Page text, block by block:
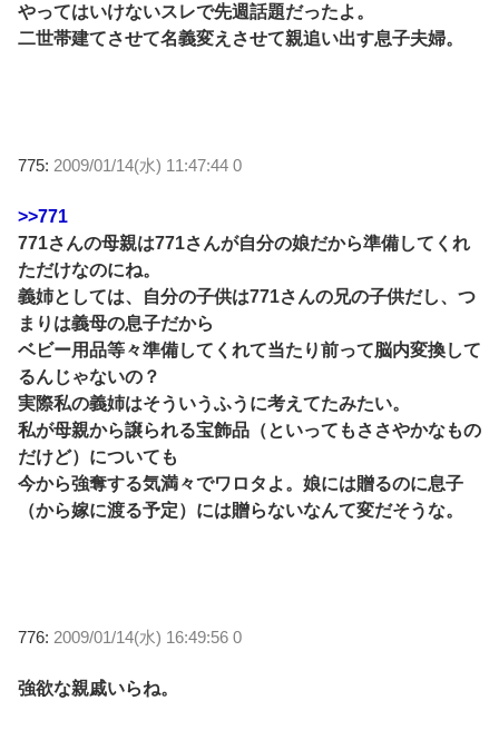
やってはいけないスレで先週話題だったよ。
二世帯建てさせて名義変えさせて親追い出す息子夫婦。
775: 2009/01/14(水) 11:47:44 0
>>771
771さんの母親は771さんが自分の娘だから準備してくれ
ただけなのにね。
義姉としては、自分の子供は771さんの兄の子供だし、つ
まりは義母の息子だから
ベビー用品等々準備してくれて当たり前って脳内変換して
るんじゃないの？
実際私の義姉はそういうふうに考えてたみたい。
私が母親から譲られる宝飾品（といってもささやかなもの
だけど）についても
今から強奪する気満々でワロタよ。娘には贈るのに息子
（から嫁に渡る予定）には贈らないなんて変だそうな。
776: 2009/01/14(水) 16:49:56 0
強欲な親戚いらね。